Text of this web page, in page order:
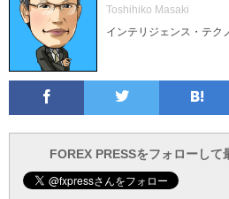
Toshihiko Masaki
インテリジェンス・テク
Twitter
て
ブ
FOREX PRESSをフォローして